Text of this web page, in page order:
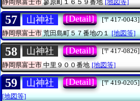
静岡県富士市蓼原町１６５９番地 [地図等]
57 山神社 [Detail]
[〒417-0043]
静岡県富士市荒田島町５７番地の１ [地図等]
58 山神社 [Detail]
[〒417-0826]
静岡県富士市 中里９００番地 [地図等]
59 山神社 [Detail] [〒419-0205]
[地図等]